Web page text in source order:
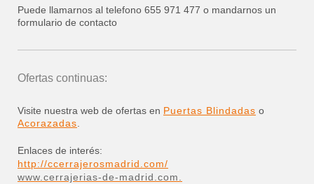
Puede llamarnos al telefono 655 971 477 o mandarnos un
formulario de contacto
Ofertas continuas:
Visite nuestra web de ofertas en Puertas Blindadas o
Acorazadas
Enlaces de interés:
http://ccerrajerosmadrid.com/
www.cerrajerias-de-madrid.com.